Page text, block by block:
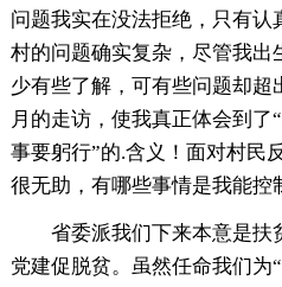
问题我实在没法拒绝，只有认
村的问题确实复杂，尽管我出
少有些了解，可有些问题却超
月的走访，使我真正体会到
事要躬行”的.含义！面对村民
很无助，有哪些事情是我能控
省委派我们下来本意是扶
党建促脱贫。虽然任命我们为